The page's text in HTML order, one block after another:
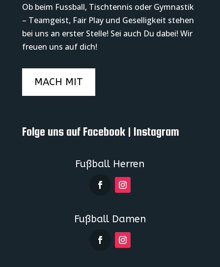
Ob beim Fussball, Tischtennis oder Gymnastik
– Teamgeist, Fair Play und Geselligkeit stehen
bei uns an erster Stelle! Sei auch Du dabei! Wir
freuen uns auf dich!
MACH MIT
Folge uns auf Facebook | Instagram
Fußball Herren
Fußball Damen